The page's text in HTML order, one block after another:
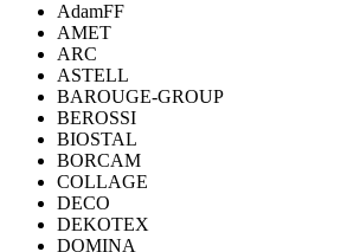
AdamFF
AMET
ARC
ASTELL
BAROUGE-GROUP
BEROSSI
BIOSTAL
BORCAM
COLLAGE
DECO
DEKOTEX
DOMINA